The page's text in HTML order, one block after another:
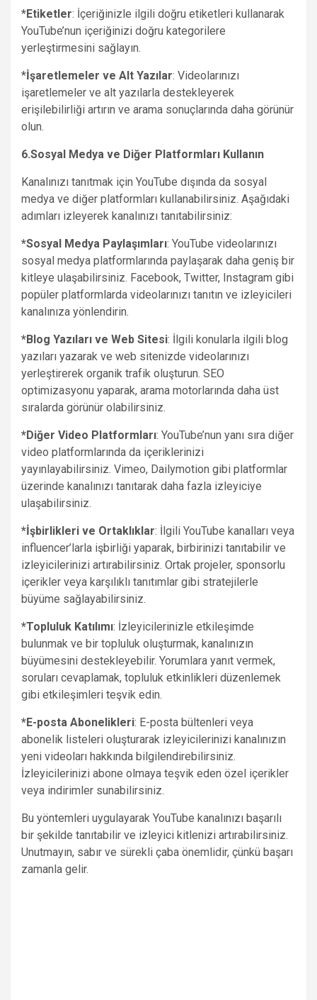
*Etiketler: İçeriğinizle ilgili doğru etiketleri kullanarak
YouTube’nun içeriğinizi doğru kategorilere
yerleştirmesini sağlayın.
*İşaretlemeler ve Alt Yazılar: Videolarınızı
işaretlemeler ve alt yazılarla destekleyerek
erişilebilirliği artırın ve arama sonuçlarında daha görünür
olun.
6.Sosyal Medya ve Diğer Platformları Kullanın
Kanalınızı tanıtmak için YouTube dışında da sosyal
medya ve diğer platformları kullanabilirsiniz. Aşağıdaki
adımları izleyerek kanalınızı tanıtabilirsiniz:
*Sosyal Medya Paylaşımları: YouTube videolarınızı
sosyal medya platformlarında paylaşarak daha geniş bir
kitleye ulaşabilirsiniz. Facebook, Twitter, Instagram gibi
popüler platformlarda videolarınızı tanıtın ve izleyicileri
kanalınıza yönlendirin.
*Blog Yazıları ve Web Sitesi: İlgili konularla ilgili blog
yazıları yazarak ve web sitenizde videolarınızı
yerleştirerek organik trafik oluşturun. SEO
optimizasyonu yaparak, arama motorlarında daha üst
sıralarda görünür olabilirsiniz.
*Diğer Video Platformları: YouTube’nun yanı sıra diğer
video platformlarında da içeriklerinizi
yayınlayabilirsiniz. Vimeo, Dailymotion gibi platformlar
üzerinde kanalınızı tanıtarak daha fazla izleyiciye
ulaşabilirsiniz.
*İşbirlikleri ve Ortaklıklar: İlgili YouTube kanalları veya
influencer’larla işbirliği yaparak, birbirinizi tanıtabilir ve
izleyicilerinizi artırabilirsiniz. Ortak projeler, sponsorlu
içerikler veya karşılıklı tanıtımlar gibi stratejilerle
büyüme sağlayabilirsiniz.
*Topluluk Katılımı: İzleyicilerinizle etkileşimde
bulunmak ve bir topluluk oluşturmak, kanalınızın
büyümesini destekleyebilir. Yorumlara yanıt vermek,
soruları cevaplamak, topluluk etkinlikleri düzenlemek
gibi etkileşimleri teşvik edin.
*E-posta Abonelikleri: E-posta bültenleri veya
abonelik listeleri oluşturarak izleyicilerinizi kanalınızın
yeni videoları hakkında bilgilendirebilirsiniz.
İzleyicilerinizi abone olmaya teşvik eden özel içerikler
veya indirimler sunabilirsiniz.
Bu yöntemleri uygulayarak YouTube kanalınızı başarılı
bir şekilde tanıtabilir ve izleyici kitlenizi artırabilirsiniz.
Unutmayın, sabır ve sürekli çaba önemlidir, çünkü başarı
zamanla gelir.